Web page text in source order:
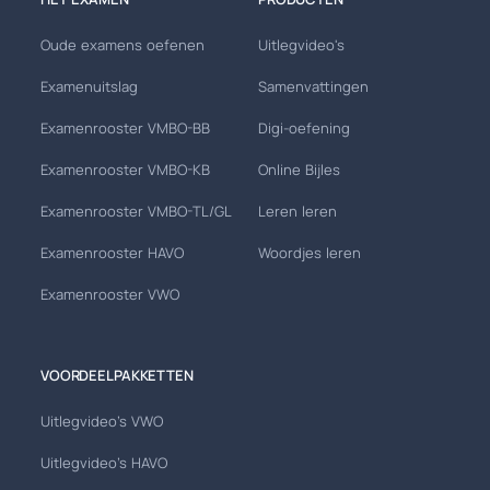
Oude examens oefenen
Examenuitslag
Examenrooster VMBO-BB
Examenrooster VMBO-KB
Examenrooster VMBO-TL/GL
Examenrooster HAVO
Examenrooster VWO
Uitlegvideo's
Samenvattingen
Digi-oefening
Online Bijles
Leren leren
Woordjes leren
VOORDEELPAKKETTEN
Uitlegvideo's VWO
Uitlegvideo's HAVO